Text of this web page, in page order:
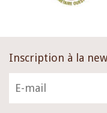
Inscription à la